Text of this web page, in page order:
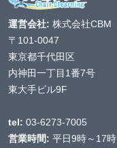
運営会社: 株式会社CBM
〒101-0047
東京都千代田区
内神田一丁目1番7号
東大手ビル9F
tel: 03-6273-7005
営業時間: 平日9時～17時